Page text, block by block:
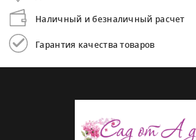
Наличный и безналичный расчет
Гарантия качества товаров